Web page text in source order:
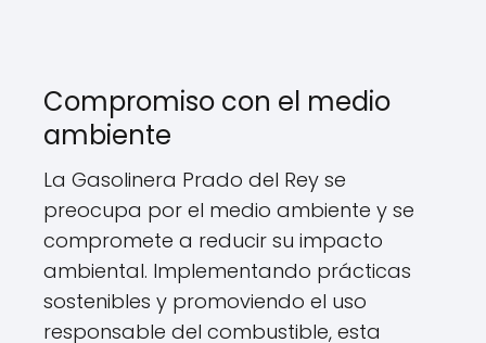
Compromiso con el medio
ambiente
La Gasolinera Prado del Rey se
preocupa por el medio ambiente y se
compromete a reducir su impacto
ambiental. Implementando prácticas
sostenibles y promoviendo el uso
responsable del combustible, esta